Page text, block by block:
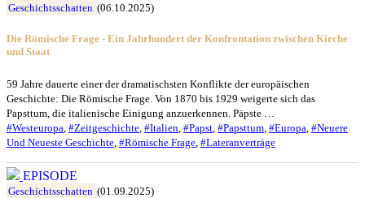
Geschichtsschatten (06.10.2025)
Die Römische Frage - Ein Jahrhundert der Konfrontation zwischen Kirche
und Staat
59 Jahre dauerte einer der dramatischsten Konflikte der europäischen
Geschichte: Die Römische Frage. Von 1870 bis 1929 weigerte sich das
Papsttum, die italienische Einigung anzuerkennen. Päpste …
#Westeuropa, #Zeitgeschichte, #Italien, #Papst, #Papsttum, #Europa, #Neuere
Und Neueste Geschichte, #Römische Frage, #Lateranverträge
EPISODE
Geschichtsschatten (01.09.2025)